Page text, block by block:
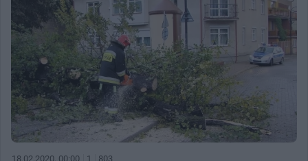
18.02.2020, 00:00 1 803